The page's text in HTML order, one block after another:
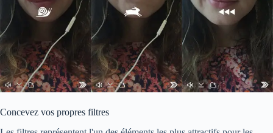
Concevez vos propres filtres